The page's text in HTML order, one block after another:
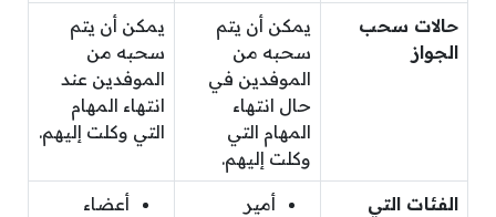
حالات سحب
الجواز
يمكن أن يتم
سحبه من
الموفدين في
حال انتهاء
المهام التي
وكلت إليهم.
يمكن أن يتم
سحبه من
الموفدين عند
انتهاء المهام
التي وكلت إليهم.
الفئات التي
أمير
أعضاء